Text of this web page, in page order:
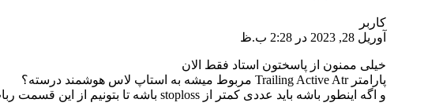
کاربر
آوریل 28, 2023 در 2:28 ب.ظ
خیلی ممنون از پاسختون استاد فقط الان
پارامتر Trailing Active Atr مربوط میشه به استاپ لاس هوشمند درسته؟
و اگه اینطور باشه باید عددی کمتر از stoploss باشه تا بتونیم از این قسمت ربات بهره ببریم درسته؟